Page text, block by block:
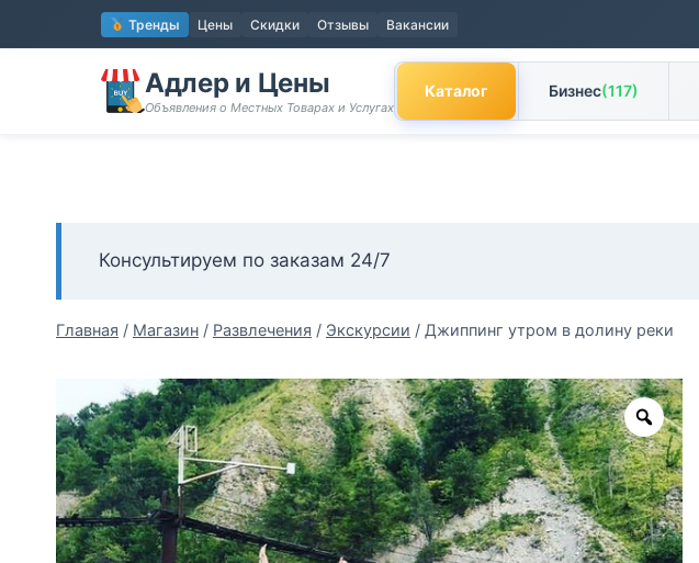
к
содержимому
Тренды Цены Скидки Отзывы Вакансии
Адлер и Цены
Объявления о Местных Товарах и Услугах
Каталог Бизнес(117)
Консультируем по заказам 24/7
Главная / Магазин / Развлечения / Экскурсии / Джиппинг утром в долину реки
Zoom